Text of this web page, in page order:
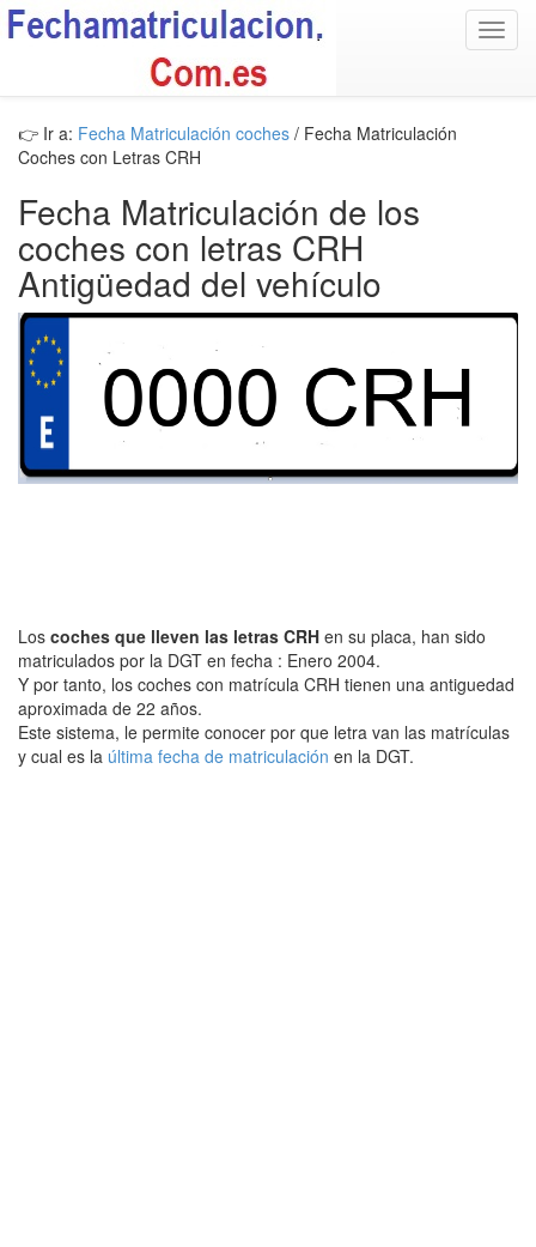
👉 Ir a: Fecha Matriculación coches / Fecha Matriculación
Coches con Letras CRH
Fecha Matriculación de los
coches con letras CRH
Antigüedad del vehículo
Los coches que lleven las letras CRH en su placa, han sido
matriculados por la DGT en fecha : Enero 2004.
Y por tanto, los coches con matrícula CRH tienen una antiguedad
aproximada de 22 años.
Este sistema, le permite conocer por que letra van las matrículas
y cual es la última fecha de matriculación en la DGT.